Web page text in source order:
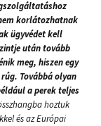
korlátozhatnak
ügyvédet kell
után tovább
meg, hiszen egy
Továbbá olyan
a perek teljes
hoztuk
és az Európai